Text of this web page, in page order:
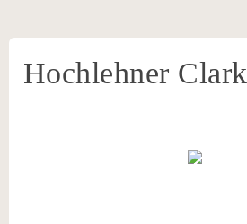
Hochlehner Clark